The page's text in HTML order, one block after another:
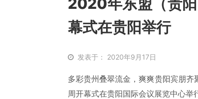
幕式在贵阳举行
发表于： 2020年9月17日
多彩贵州叠翠流金，爽爽贵阳宾朋
周开幕式在贵阳国际会议展览中心举